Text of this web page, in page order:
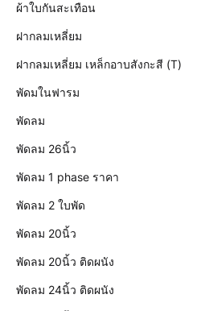
ผ้าใบกันสะเทือน
ฝากลมเหลี่ยม
ฝากลมเหลี่ยม เหล็กอาบสังกะสี (T)
พัดมในฟารม
พัดลม
พัดลม 26นิ้ว
พัดลม 1 phase ราคา
พัดลม 2 ใบพัด
พัดลม 20นิ้ว
พัดลม 20นิ้ว ติดผนัง
พัดลม 24นิ้ว ติดผนัง